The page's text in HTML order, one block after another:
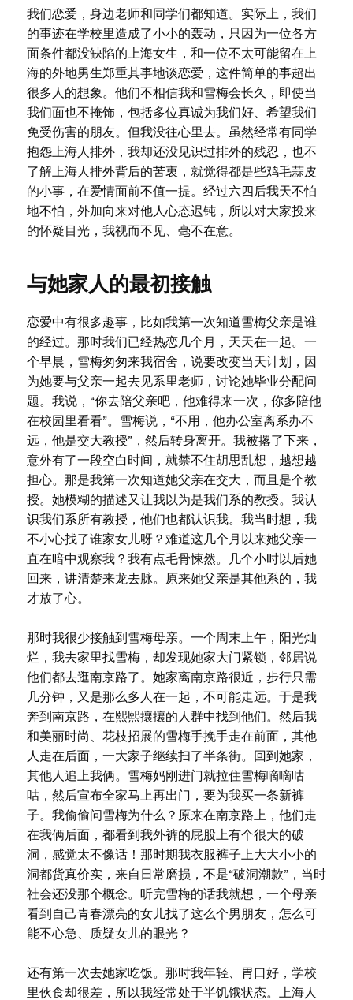
我们恋爱，身边老师和同学们都知道。实际上，我们
的事迹在学校里造成了小小的轰动，只因为一位各方
面条件都没缺陷的上海女生，和一位不太可能留在上
海的外地男生郑重其事地谈恋爱，这件简单的事超出
很多人的想象。他们不相信我和雪梅会长久，即使当
我们面也不掩饰，包括多位真诚为我们好、希望我们
免受伤害的朋友。但我没往心里去。虽然经常有同学
抱怨上海人排外，我却还没见识过排外的残忍，也不
了解上海人排外背后的苦衷，就觉得都是些鸡毛蒜皮
的小事，在爱情面前不值一提。经过六四后我天不怕
地不怕，外加向来对他人心态迟钝，所以对大家投来
的怀疑目光，我视而不见、毫不在意。
与她家人的最初接触
恋爱中有很多趣事，比如我第一次知道雪梅父亲是谁
的经过。那时我们已经热恋几个月，天天在一起。一
个早晨，雪梅匆匆来我宿舍，说要改变当天计划，因
为她要与父亲一起去见系里老师，讨论她毕业分配问
题。我说，“你去陪父亲吧，他难得来一次，你多陪他
在校园里看看”。雪梅说，“不用，他办公室离系办不
远，他是交大教授”，然后转身离开。我被撂了下来，
意外有了一段空白时间，就禁不住胡思乱想，越想越
担心。那是我第一次知道她父亲在交大，而且是个教
授。她模糊的描述又让我以为是我们系的教授。我认
识我们系所有教授，他们也都认识我。我当时想，我
不小心找了谁家女儿呀？难道这几个月以来她父亲一
直在暗中观察我？我有点毛骨悚然。几个小时以后她
回来，讲清楚来龙去脉。原来她父亲是其他系的，我
才放了心。
那时我很少接触到雪梅母亲。一个周末上午，阳光灿
烂，我去家里找雪梅，却发现她家大门紧锁，邻居说
他们都去逛南京路了。她家离南京路很近，步行只需
几分钟，又是那么多人在一起，不可能走远。于是我
奔到南京路，在熙熙攘攘的人群中找到他们。然后我
和美丽时尚、花枝招展的雪梅手挽手走在前面，其他
人走在后面，一大家子继续扫了半条街。回到她家，
其他人追上我俩。雪梅妈刚进门就拉住雪梅嘀嘀咕
咕，然后宣布全家马上再出门，要为我买一条新裤
子。我偷偷问雪梅为什么？原来在南京路上，他们走
在我俩后面，都看到我外裤的屁股上有个很大的破
洞，感觉太不像话！那时期我衣服裤子上大大小小的
洞都货真价实，来自日常磨损，不是“破洞潮款”，当时
社会还没那个概念。听完雪梅的话我就想，一个母亲
看到自己青春漂亮的女儿找了这么个男朋友，怎么可
能不心急、质疑女儿的眼光？
还有第一次去她家吃饭。那时我年轻、胃口好，学校
里伙食却很差，所以我经常处于半饥饿状态。上海人